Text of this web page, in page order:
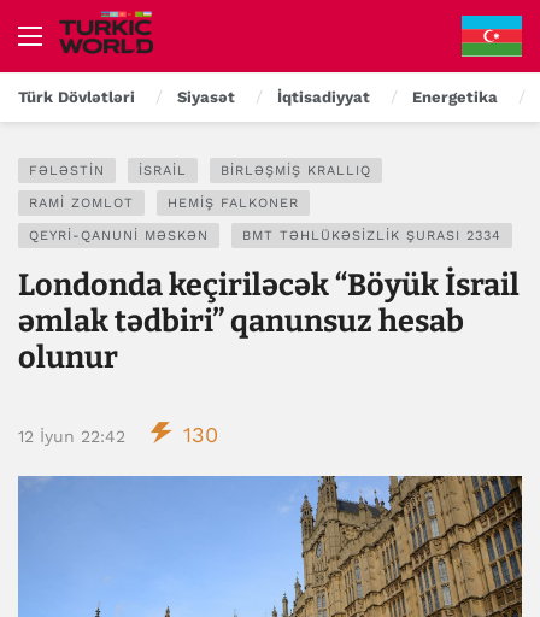
Türk Dövlətləri Siyasət İqtisadiyyat Energetika
FƏLƏSTIN İSRAIL BIRLƏŞMIŞ KRALLIQ
RAMI ZOMLOT HEMIŞ FALKONER
QEYRI-QANUNI MƏSKƏN BMT TƏHLÜKƏSIZLIK ŞURASI 2334
Londonda keçiriləcək “Böyük İsrail
əmlak tədbiri” qanunsuz hesab
olunur
12 İyun 22:42 130